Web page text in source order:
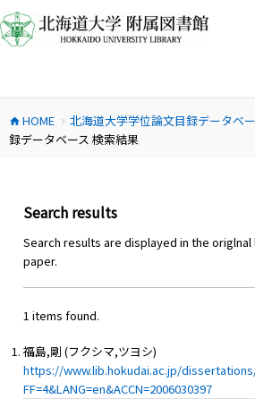
ン
テ
ス
キ
home HOME chevron_right 北海道大学学位論文目録データベ
録データベース 検索結果
Search results
Search results are displayed in the origlnal
paper.
1 items found.
福島,剛 (フクシマ,ツヨシ)
https://www.lib.hokudai.ac.jp/
FF=4&LANG=en&ACCN=2006030397